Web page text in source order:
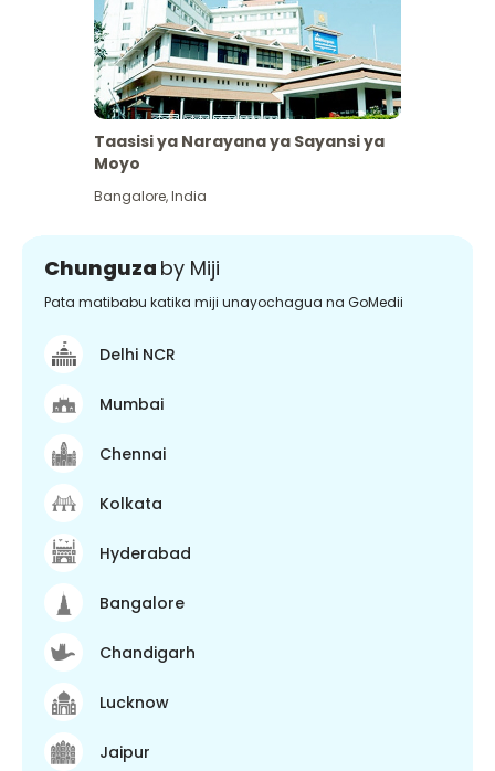
Taasisi ya Narayana ya Sayansi ya
Moyo
Bangalore,India
Chunguza by Miji
Pata matibabu katika miji unayochagua na GoMedii
Delhi NCR
Mumbai
Chennai
Kolkata
Hyderabad
Bangalore
Chandigarh
Lucknow
Jaipur